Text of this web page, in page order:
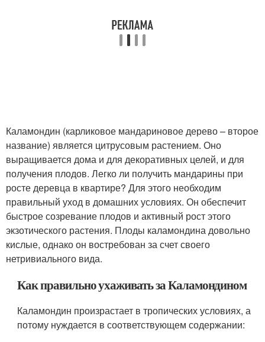
Каламондин (карликовое мандариновое дерево – второе
название) является цитрусовым растением. Оно
выращивается дома и для декоративных целей, и для
получения плодов. Легко ли получить мандарины при
росте деревца в квартире? Для этого необходим
правильный уход в домашних условиях. Он обеспечит
быстрое созревание плодов и активный рост этого
экзотического растения. Плоды каламондина довольно
кислые, однако он востребован за счет своего
нетривиального вида.
Как правильно ухаживать за Каламондином
Каламондин произрастает в тропических условиях, а
потому нуждается в соответствующем содержании: